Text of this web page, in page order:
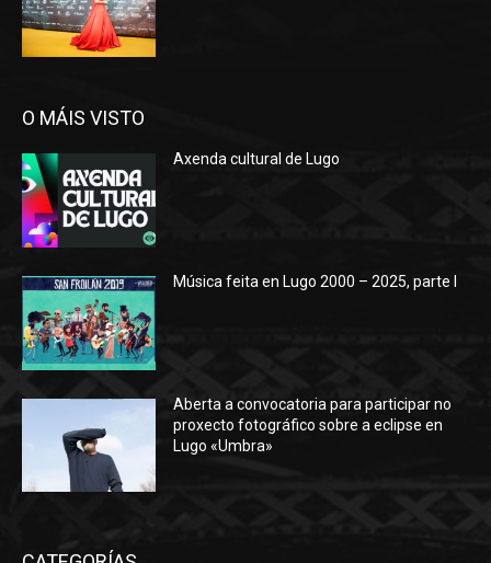
O MÁIS VISTO
Axenda cultural de Lugo
Música feita en Lugo 2000 – 2025, parte I
Aberta a convocatoria para participar no
proxecto fotográfico sobre a eclipse en
Lugo «Umbra»